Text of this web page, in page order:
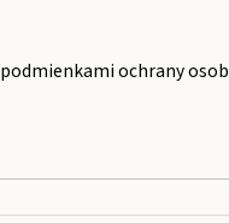
podmienkami ochrany